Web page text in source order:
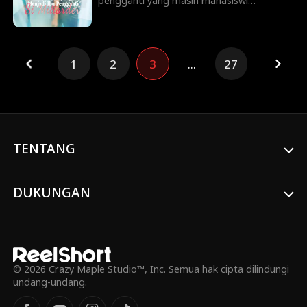
Hanna setuju untuk mengandung anak
bagi Will Trenton, seorang miliarder lajang
yang sangat seksi. Saat dunia mereka
pada Will. Namun, ada sebuah pertanyaan
1 2 3 ... 27
TENTANG
DUKUNGAN
© 2026 Crazy Maple Studio™, Inc. Semua hak cipta dilindungi
undang-undang.